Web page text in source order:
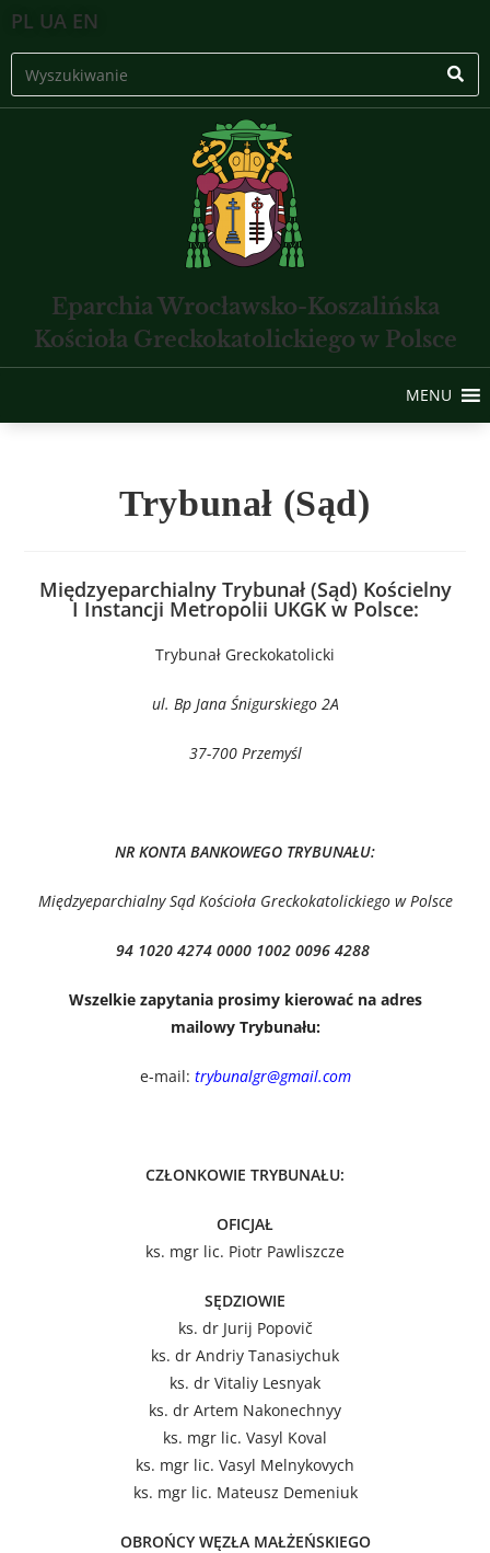
PL UA EN
Eparchia Wrocławsko-Koszalińska
Kościoła Greckokatolickiego w Polsce
MENU
Trybunał (Sąd)
Międzyeparchialny Trybunał (Sąd) Kościelny
I Instancji Metropolii UKGK w Polsce:
Trybunał Greckokatolicki
ul. Bp Jana Śnigurskiego 2A
37-700 Przemyśl
NR KONTA BANKOWEGO TRYBUNAŁU:
Międzyeparchialny Sąd Kościoła Greckokatolickiego w Polsce
94 1020 4274 0000 1002 0096 4288
Wszelkie zapytania prosimy kierować na adres
mailowy Trybunału:
e-mail: trybunalgr@gmail.com
CZŁONKOWIE TRYBUNAŁU:
OFICJAŁ
ks. mgr lic. Piotr Pawliszcze
SĘDZIOWIE
ks. dr Jurij Popovič
ks. dr Andriy Tanasiychuk
ks. dr Vitaliy Lesnyak
ks. dr Artem Nakonechnyy
ks. mgr lic. Vasyl Koval
ks. mgr lic. Vasyl Melnykovych
ks. mgr lic. Mateusz Demeniuk
OBROŃCY WĘZŁA MAŁŻEŃSKIEGO